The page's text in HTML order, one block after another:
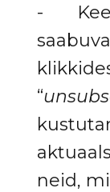
-
“
neid,